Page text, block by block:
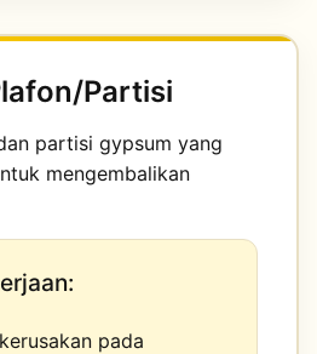
Partisi
partisi gypsum yang
mengembalikan
pada